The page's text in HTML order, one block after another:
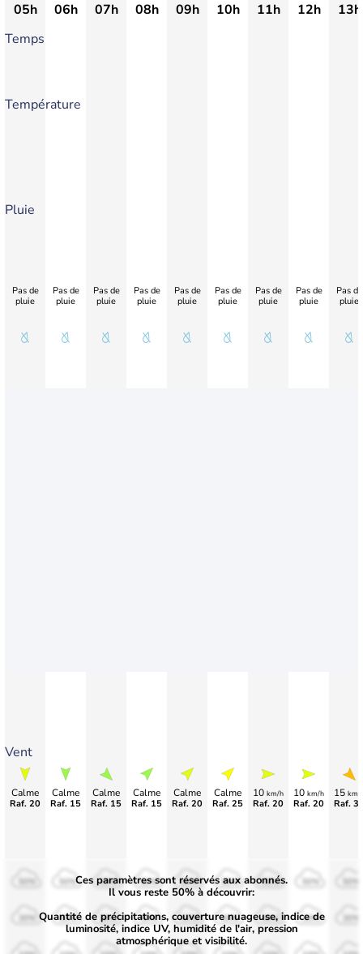
05h 06h 07h 08h 09h 10h 11h 12h
13h
Temps
Température
Pluie
Vent
Pas de
pluie
Calme
Raf. 20
Pas de
pluie
Calme
Raf. 15
Pas de
pluie
Calme
Raf. 15
Pas de
pluie
Calme
Raf. 15
Pas de
pluie
Calme
Raf. 20
Pas de
pluie
Calme
Raf. 25
Pas de
pluie
10 km/h
Raf. 20
Pas de
pluie
10 km/h
Raf. 20
Pas de
pluie
15 km/
Raf.
50%
30%
50%
30%
50%
30%
50%
30%
50%
30%
50%
30%
50%
30%
Ces paramètres sont réservés aux abonnés.
Il vous reste 50% à découvrir:
Quantité de précipitations, couverture nuageuse, indice de
luminosité, indice UV, humidité de l'air, pression
atmosphérique et visibilité.